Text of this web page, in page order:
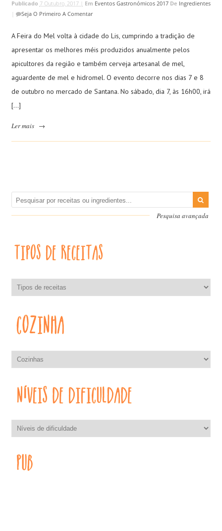
Publicado 7 Outubro, 2017 | Em Eventos Gastronómicos 2017 De Ingredientes
Seja O Primeiro A Comentar
A Feira do Mel volta à cidade do Lis, cumprindo a tradição de
apresentar os melhores méis produzidos anualmente pelos
apicultores da região e também cerveja artesanal de mel,
aguardente de mel e hidromel. O evento decorre nos dias 7 e 8
de outubro no mercado de Santana. No sábado, dia 7, às 16h00, irá
[…]
Ler mais →
Pesquisa avançada